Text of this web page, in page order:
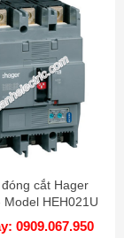
cắt Hager
Model HEH021U
0909.067.950